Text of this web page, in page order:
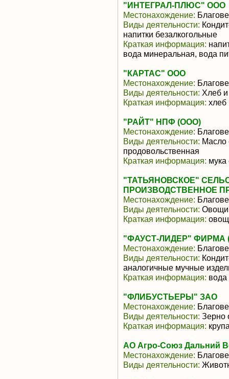
"ИНТЕГРАЛ-ПЛЮС" ООО
Местонахождение:
Виды деятельности:
напитки безалкогольные
Краткая информация:
вода минеральная, вода
"КАРТАС" ООО
Местонахождение:
Виды деятельности: Хлеб
Краткая информация: хлеб
"РАЙТ" НПФ (ООО)
Местонахождение:
Виды деятельности: Масло
продовольственная
Краткая информация:
"ТАТЬЯНОВСКОЕ"
ПРОИЗВОДСТВЕННОЕ
Местонахождение:
Виды деятельности:
Краткая информация:
"ФАУСТ-ЛИДЕР" ФИРМА
Местонахождение:
Виды деятельности:
аналогичные мучные
Краткая информация: вода
"ФЛИБУСТЬЕРЫ" ЗАО
Местонахождение:
Виды деятельности: Зерно
Краткая информация:
АО Агро-Союз Дальний
Местонахождение:
Виды деятельности: